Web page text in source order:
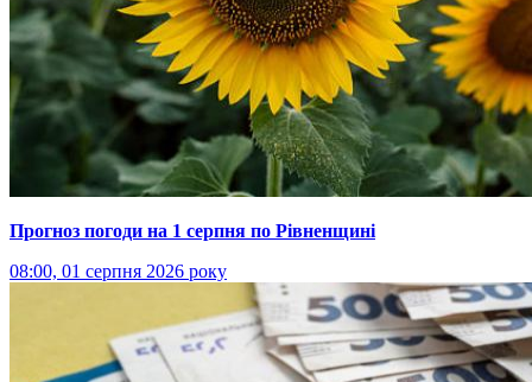
Прогноз погоди на 1 серпня по Рівненщині
08:00, 01 серпня 2026 року